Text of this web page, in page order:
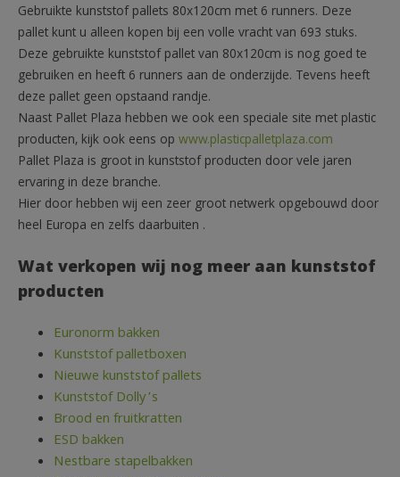
Gebruikte kunststof pallets 80x120cm met 6 runners. Deze
pallet kunt u alleen kopen bij een volle vracht van 693 stuks.
Deze gebruikte kunststof pallet van 80x120cm is nog goed te
gebruiken en heeft 6 runners aan de onderzijde. Tevens heeft
deze pallet geen opstaand randje.
Naast Pallet Plaza hebben we ook een speciale site met plastic
producten, kijk ook eens op www.plasticpalletplaza.com
Pallet Plaza is groot in kunststof producten door vele jaren
ervaring in deze branche.
Hier door hebben wij een zeer groot netwerk opgebouwd door
heel Europa en zelfs daarbuiten .
Wat verkopen wij nog meer aan kunststof
producten
Euronorm bakken
Kunststof palletboxen
Nieuwe kunststof pallets
Kunststof Dolly’s
Brood en fruitkratten
ESD bakken
Nestbare stapelbakken